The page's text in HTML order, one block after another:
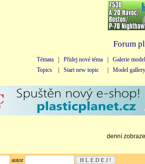
Forum
Témata Přidej nové téma
Galerie
Topics
Start new topic Model gallery
denní
autor